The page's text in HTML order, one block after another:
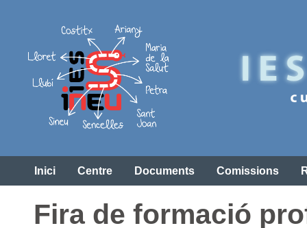
Comissions
Documents
Centre
Inici
Fira de formació